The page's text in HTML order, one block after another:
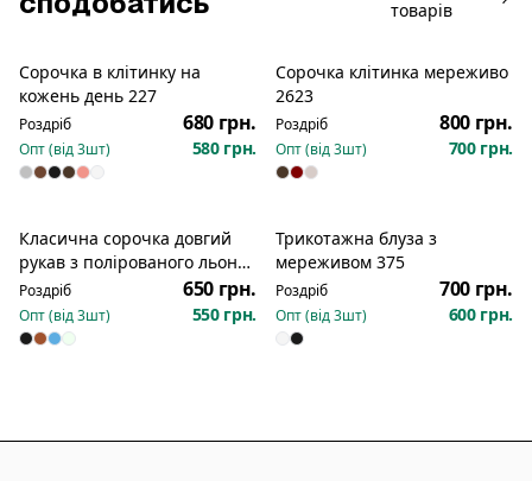
товарів
Сорочка в клітинку на
кожень день 227
Роздріб 680 грн.
Опт (від3шт) 580 грн.
Новинка
Сорочка клітинка мереживо
2623
Роздріб 800 грн.
Опт (від3шт) 700 грн.
Класична сорочка довгий
рукав з полірованого льону
263
Роздріб 650 грн.
Опт (від3шт) 550 грн.
Трикотажна блуза з
мереживом 375
Роздріб 700 грн.
Опт (від3шт) 600 грн.